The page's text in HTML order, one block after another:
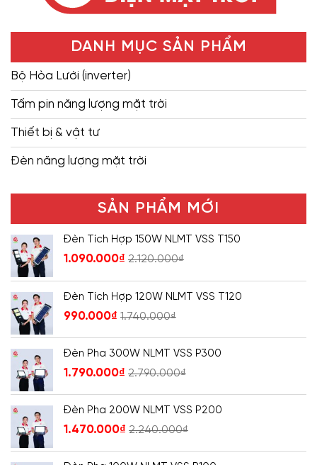
DANH MỤC SẢN PHẨM
Bộ Hòa Lưới (inverter)
Tấm pin năng lượng mặt trời
Thiết bị & vật tư
Đèn năng lượng mặt trời
SẢN PHẨM MỚI
Đèn Tích Hợp 150W NLMT VSS T150
1.090.000₫ 2.120.000₫
Đèn Tích Hợp 120W NLMT VSS T120
990.000₫ 1.740.000₫
Đèn Pha 300W NLMT VSS P300
1.790.000₫ 2.790.000₫
Đèn Pha 200W NLMT VSS P200
1.470.000₫ 2.240.000₫